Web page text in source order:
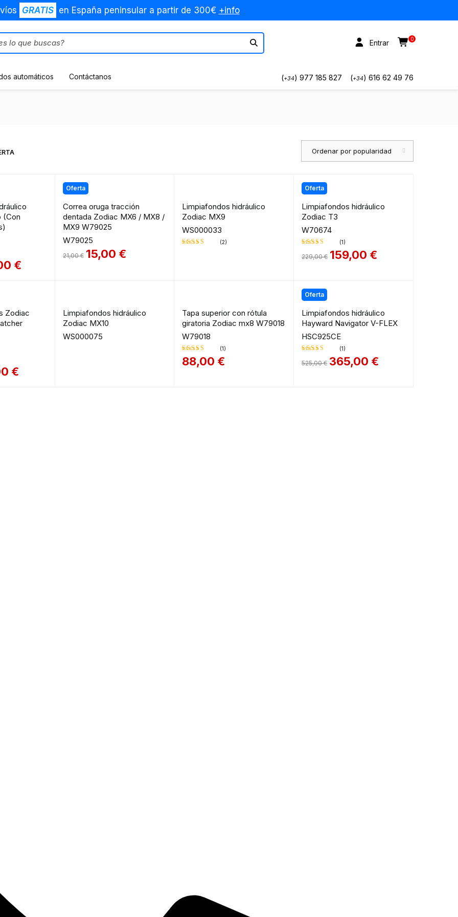
GRATIS en España peninsular a partir de 300€ +info
0
Entrar
automáticos Contáctanos (+34) 977 185 827 (+34) 616 62 49 76
Ordenar por popularidad
(Con
€
Oferta
Correa oruga tracción
dentada Zodiac MX6 / MX8 /
MX9 W79025
W79025
21,00€ 15,00 €
Limpiafondos hidráulico
Zodiac MX9
WS000033
(2)
Oferta
Limpiafondos hidráulico
Zodiac T3
W70674
Valorado
(1)
229,00€ 159,00 €
Zodiac
€
Limpiafondos hidráulico
Zodiac MX10
WS000075
Tapa superior con rótula
giratoria Zodiac mx8 W79018
W79018
Valorado
(1)
88,00 €
Oferta
Limpiafondos hidráulico
Hayward Navigator V-FLEX
HSC925CE
Valorado
(1)
525,00€ 365,00 €